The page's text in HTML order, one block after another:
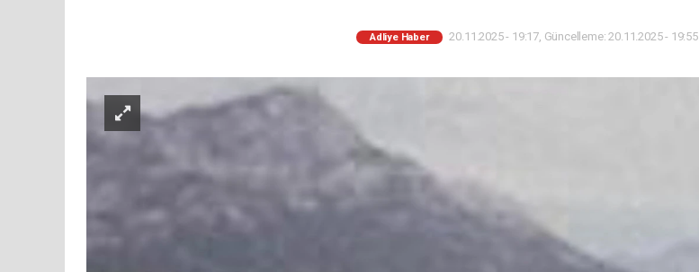
Adliye Haber 20.11.2025 - 19:17, Güncelleme: 20.11.2025 - 19:55